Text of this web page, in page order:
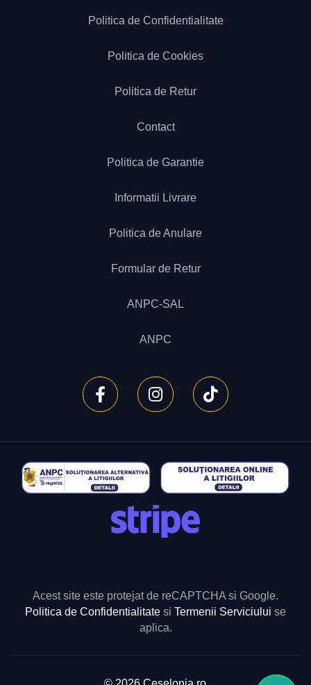
Politica de Confidentialitate
Politica de Cookies
Politica de Retur
Contact
Politica de Garantie
Informatii Livrare
Politica de Anulare
Formular de Retur
ANPC-SAL
ANPC
Acest site este protejat de reCAPTCHA si Google.
Politica de Confidentialitate si Termenii Serviciului se
aplica.